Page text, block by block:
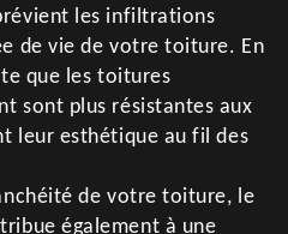
les infiltrations
de vie de votre toiture. En
que les toitures
sont plus résistantes aux
leur esthétique au fil des
de votre toiture, le
également à une